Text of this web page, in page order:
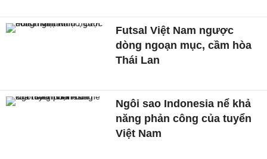
Futsal Việt Nam ngược
dòng ngoạn mục, cầm hòa
Thái Lan
Ngôi sao Indonesia nể khả
năng phản công của tuyển
Việt Nam